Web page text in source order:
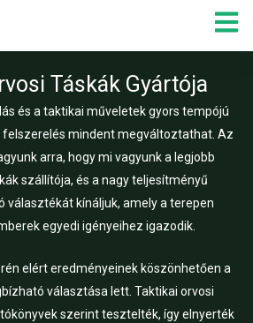
Táskák Gyártója
és a taktikai műveletek gyors tempójú
mindent megváltoztathat. Az
arra, hogy mi vagyunk a legjobb
szállítója, és a nagy teljesítményű
választékát kínáljuk, amely a terepen
egyedi igényeihez igazodik.
elért eredményeinek köszönhetően a
választása lett. Taktikai orvosi
szerint tesztelték, így elnyerték